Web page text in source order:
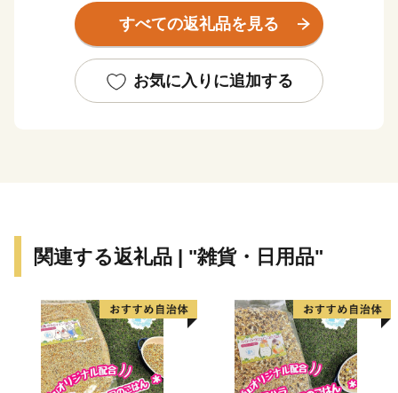
支える聖地として、多くの観光客が訪れています。
そんな多彩な切り口で楽しめる当市へのお越しを心から
すべての返礼品を見る
お気に入りに追加する
関連する返礼品 | "雑貨・日用品"